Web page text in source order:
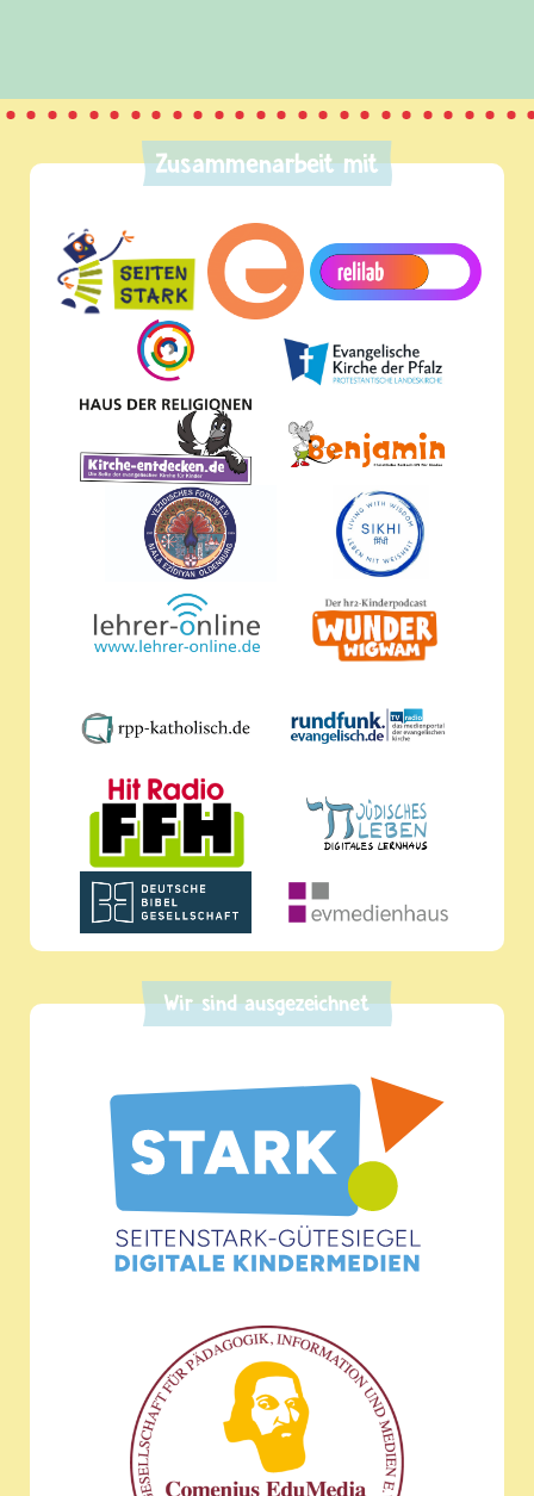
Zusammenarbeit mit
Wir sind ausgezeichnet